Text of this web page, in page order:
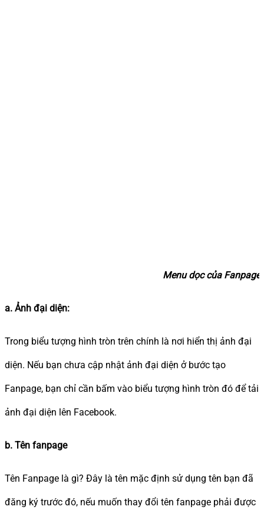
Menu dọc của Fanpage mới tạo
a. Ảnh đại diện:
Trong biểu tượng hình tròn trên chính là nơi hiển thị ảnh đại
diện. Nếu bạn chưa cập nhật ảnh đại diện ở bước tạo
Fanpage, bạn chỉ cần bấm vào biểu tượng hình tròn đó để tải
ảnh đại diện lên Facebook.
b. Tên fanpage
Tên Fanpage là gì? Đây là tên mặc định sử dụng tên bạn đã
đăng ký trước đó, nếu muốn thay đổi tên fanpage phải được